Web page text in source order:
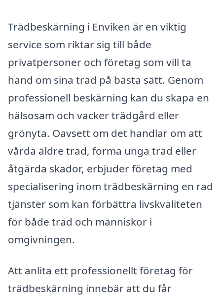
Trädbeskärning i Enviken är en viktig
service som riktar sig till både
privatpersoner och företag som vill ta
hand om sina träd på bästa sätt. Genom
professionell beskärning kan du skapa en
hälsosam och vacker trädgård eller
grönyta. Oavsett om det handlar om att
vårda äldre träd, forma unga träd eller
åtgärda skador, erbjuder företag med
specialisering inom trädbeskärning en rad
tjänster som kan förbättra livskvaliteten
för både träd och människor i
omgivningen.
Att anlita ett professionellt företag för
trädbeskärning innebär att du får